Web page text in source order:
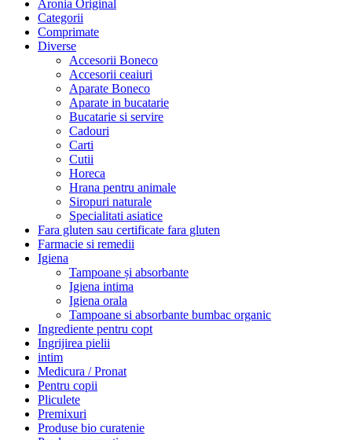
Aronia Original
Categorii
Comprimate
Diverse
Accesorii Boneco
Accesorii ceaiuri
Aparate Boneco
Aparate in bucatarie
Bucatarie si servire
Cadouri
Carti
Cutii
Horeca
Hrana pentru animale
Siropuri naturale
Specialitati asiatice
Fara gluten sau certificate fara gluten
Farmacie si remedii
Igiena
Tampoane și absorbante
Igiena intima
Igiena orala
Tampoane si absorbante bumbac organic
Ingrediente pentru copt
Ingrijirea pielii
intim
Medicura / Pronat
Pentru copii
Pliculete
Premixuri
Produse bio curatenie